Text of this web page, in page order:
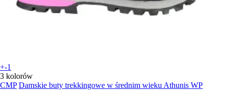
+-1
3 kolorów
CMP Damskie buty trekkingowe w średnim wieku Athunis WP